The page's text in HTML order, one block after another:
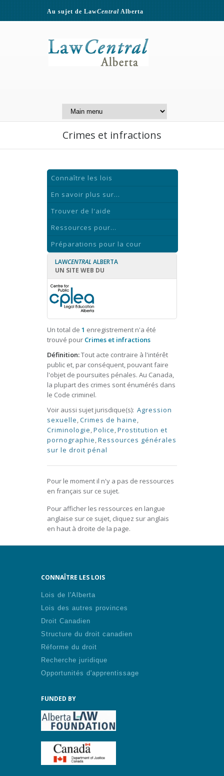
Au sujet de LawCentralAlberta
Crimes et infractions
Connaître les lois
En savoir plus sur...
Trouver de l'aide
Ressources pour...
Préparations pour la cour
LAWCENTRAL ALBERTA
UN SITE WEB DU
Un total de 1 enregistrement n'a été
trouvé pour Crimes et infractions
Définition:Tout acte contraire à l'intérêt
public et, par conséquent, pouvant faire
l'objet de poursuites pénales. Au Canada,
la plupart des crimes sont énumérés dans
le Code criminel.
Voir aussi sujet jurisdique(s): Agression
sexuelle,Crimes de haine,
Criminologie,Police,Prostitution et
pornographie,Ressources générales
sur le droit pénal
Pour le moment il n'y a pas de ressources
en français sur ce sujet.
Pour afficher les ressources en langue
anglaise sur ce sujet, cliquez sur anglais
en haut à droite de la page.
CONNAÎTRE LES LOIS
Lois de l'Alberta
Lois des autres provinces
Droit Canadien
Structure du droit canadien
Réforme du droit
Recherche juridique
Opportunités d'apprentissage
FUNDED BY